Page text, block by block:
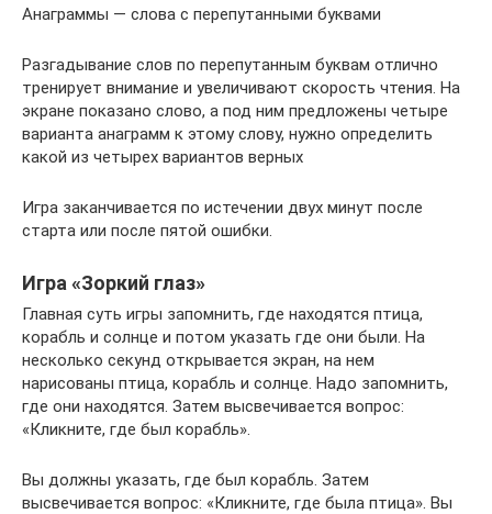
Анаграммы — слова с перепутанными буквами
Разгадывание слов по перепутанным буквам отлично
тренирует внимание и увеличивают скорость чтения. На
экране показано слово, а под ним предложены четыре
варианта анаграмм к этому слову, нужно определить
какой из четырех вариантов верных
Игра заканчивается по истечении двух минут после
старта или после пятой ошибки.
Игра «Зоркий глаз»
Главная суть игры запомнить, где находятся птица,
корабль и солнце и потом указать где они были. На
несколько секунд открывается экран, на нем
нарисованы птица, корабль и солнце. Надо запомнить,
где они находятся. Затем высвечивается вопрос:
«Кликните, где был корабль».
Вы должны указать, где был корабль. Затем
высвечивается вопрос: «Кликните, где была птица». Вы